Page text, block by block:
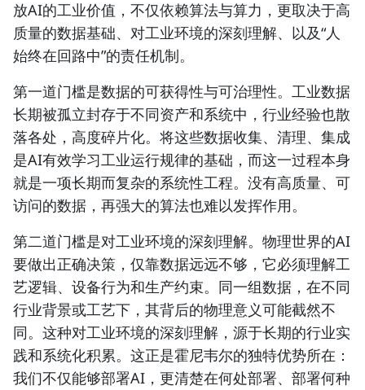
放AI的工业价值，不仅依赖算法与算力，更取决于高
质量的数据基础、对工业环境的深刻理解、以及“人
始终在回路中”的责任机制。
第一道门槛是数据的可获得性与可治理性。工业数据
长期被孤立封存于不同资产和系统中，行业经验也散
落各处，高度碎片化。将这些数据收集、清理、集成
是AI有效学习工业运行规律的基础，而这一过程本身
就是一项长期而复杂的系统性工程。没有高质量、可
访问的数据，再强大的算法也难以发挥作用。
第二道门槛是对工业环境的深刻理解。物理世界的AI
要做出正确决策，仅靠数据远远不够，它必须理解工
艺逻辑、设备行为和生产约束。同一组数据，在不同
行业背景或工艺下，其背后的物理意义可能截然不
同。这种对工业环境的深刻理解，源于长期的行业实
践和系统化积累。这正是霍尼韦尔的独特优势所在：
我们不仅能够部署AI，更清楚在何处部署、部署何种